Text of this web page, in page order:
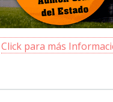
Click para más